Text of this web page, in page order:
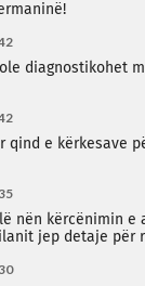
diagnostikohet
qind e kërkesave
nën kërcënimin e
jep detaje për